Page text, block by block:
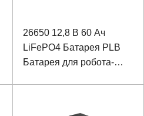
26650 12,8 В 60 Ач
LiFePO4 Батарея PLB
Батарея для робота-